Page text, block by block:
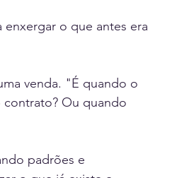
o que antes era
venda. "É quando o
contrato? Ou quando
padrões e